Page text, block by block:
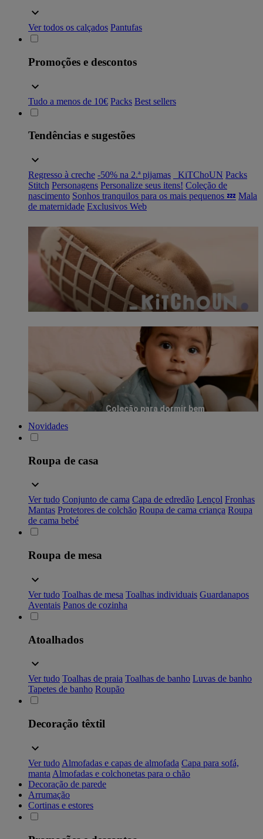
Ver todos os calçados Pantufas
Promoções e descontos
Tudo a menos de 10€ Packs Best sellers
Tendências e sugestões
Regresso à creche -50% na 2.ª pijamas _KiTChoUN Packs
Stitch Personagens Personalize seus itens! Coleção de
nascimento Sonhos tranquilos para os mais pequenos 💤 Mala
de maternidade Exclusivos Web
Coleção para dormir bem
Novidades
Roupa de casa
Ver tudo Conjunto de cama Capa de edredão Lençol Fronhas
Mantas Protetores de colchão Roupa de cama criança Roupa
de cama bebé
Roupa de mesa
Ver tudo Toalhas de mesa Toalhas individuais Guardanapos
Aventais Panos de cozinha
Atoalhados
Ver tudo Toalhas de praia Toalhas de banho Luvas de banho
Tapetes de banho Roupão
Decoração têxtil
Ver tudo Almofadas e capas de almofada Capa para sofá,
manta Almofadas e colchonetas para o chão
Decoração de parede
Arrumação
Cortinas e estores